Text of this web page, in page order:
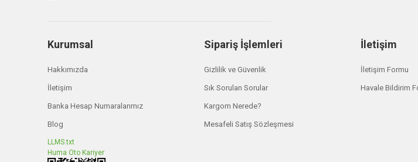
Kurumsal
Hakkımızda
İletişim
Banka Hesap Numaralarımız
Blog
LLMS.txt
Huma Oto Kariyer
Sipariş İşlemleri
Gizlilik ve Güvenlik
Sık Sorulan Sorular
Kargom Nerede?
Mesafeli Satış Sözleşmesi
İletişim
İletişim Formu
Havale Bildirim